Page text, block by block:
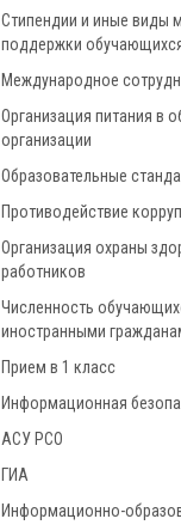
Стипендии и иные виды
поддержки
Международное
Организация питания в
организации
Образовательные
Противодействие
Организация охраны
работников
Численность
иностранными
Прием в 1 класс
Информационная
АСУ РСО
ГИА
Информационно-